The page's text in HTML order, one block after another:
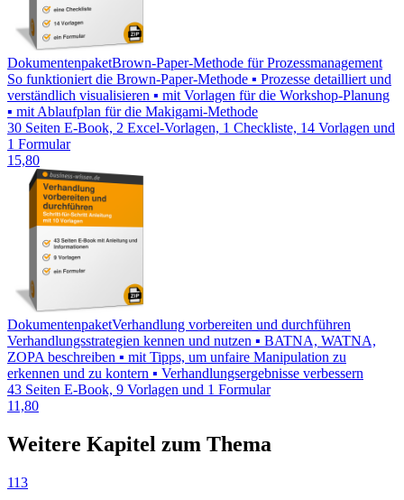
DokumentenpaketBrown-Paper-Methode für Prozessmanagement
So funktioniert die Brown-Paper-Methode ▪ Prozesse detailliert und
verständlich visualisieren ▪ mit Vorlagen für die Workshop-Planung
▪ mit Ablaufplan für die Makigami-Methode
30 Seiten E-Book, 2 Excel-Vorlagen, 1 Checkliste, 14 Vorlagen und
1 Formular
15,80
DokumentenpaketVerhandlung vorbereiten und durchführen
Verhandlungsstrategien kennen und nutzen ▪ BATNA, WATNA,
ZOPA beschreiben ▪ mit Tipps, um unfaire Manipulation zu
erkennen und zu kontern ▪ Verhandlungsergebnisse verbessern
43 Seiten E-Book, 9 Vorlagen und 1 Formular
11,80
Weitere Kapitel zum Thema
113